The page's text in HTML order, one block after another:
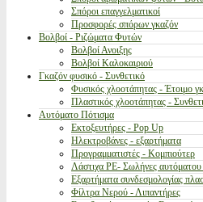
Σπόροι επαγγελματικοί
Προσφορές σπόρων γκαζόν
Βολβοί - Ριζώματα Φυτών
Βολβοί Ανοιξης
Βολβοί Καλοκαιριού
Γκαζόν φυσικό - Συνθετικό
Φυσικός χλοοτάπητας - Έτοιμο
Πλαστικός χλοοτάπητας -
Αυτόματο Πότισμα
Εκτοξευτήρες - Pop Up
Ηλεκτροβάνες - εξαρτήματα
Προγραμματιστές - Κομπιούτερ
Λάστιχα PE- Σωλήνες αυτόματου
Εξαρτήματα συνδεσμολογίας
Φίλτρα Νερού - Λιπαντήρες